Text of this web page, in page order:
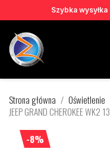
Szybka
Strona główna Oświetlenie
JEEP GRAND CHEROKEE WK2
-8%